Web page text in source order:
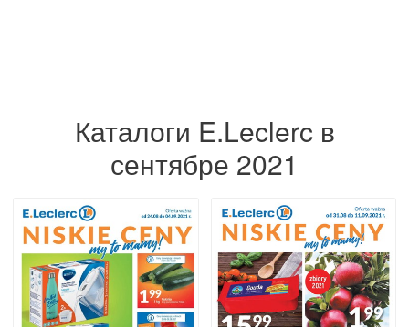
Каталоги E.Leclerc в
сентябре 2021